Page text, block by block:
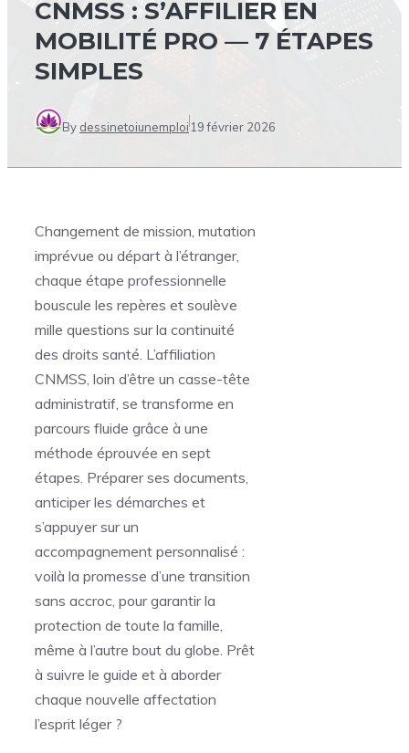
CNMSS : S’AFFILIER EN
MOBILITÉ PRO — 7 ÉTAPES
SIMPLES
By dessinetoiunemploi 19 février 2026
Changement de mission, mutation
imprévue ou départ à l’étranger,
chaque étape professionnelle
bouscule les repères et soulève
mille questions sur la continuité
des droits santé. L’affiliation
CNMSS, loin d’être un casse-tête
administratif, se transforme en
parcours fluide grâce à une
méthode éprouvée en sept
étapes. Préparer ses documents,
anticiper les démarches et
s’appuyer sur un
accompagnement personnalisé :
voilà la promesse d’une transition
sans accroc, pour garantir la
protection de toute la famille,
même à l’autre bout du globe. Prêt
à suivre le guide et à aborder
chaque nouvelle affectation
l’esprit léger ?